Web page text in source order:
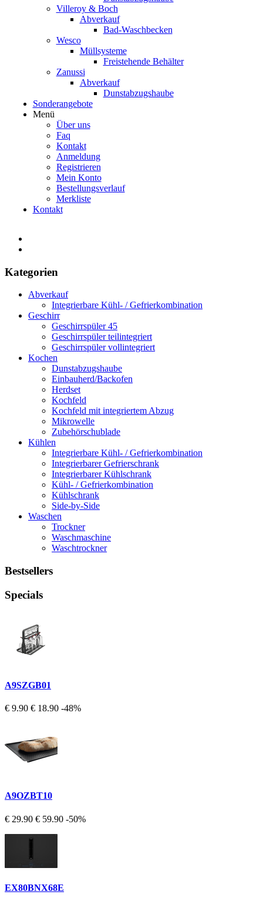
Villeroy & Boch
Abverkauf
Bad-Waschbecken
Wesco
Müllsysteme
Freistehende Behälter
Zanussi
Abverkauf
Dunstabzugshaube
Sonderangebote
Menü
Über uns
Faq
Kontakt
Anmeldung
Registrieren
Mein Konto
Bestellungsverlauf
Merkliste
Kontakt
Kategorien
Abverkauf
Integrierbare Kühl- / Gefrierkombination
Geschirr
Geschirrspüler 45
Geschirrspüler teilintegriert
Geschirrspüler vollintegriert
Kochen
Dunstabzugshaube
Einbauherd/Backofen
Herdset
Kochfeld
Kochfeld mit integriertem Abzug
Mikrowelle
Zubehörschublade
Kühlen
Integrierbare Kühl- / Gefrierkombination
Integrierbarer Gefrierschrank
Integrierbarer Kühlschrank
Kühl- / Gefrierkombination
Kühlschrank
Side-by-Side
Waschen
Trockner
Waschmaschine
Waschtrockner
Bestsellers
Specials
A9SZGB01
€ 9.90 € 18.90 -48%
A9OZBT10
€ 29.90 € 59.90 -50%
EX80BNX68E